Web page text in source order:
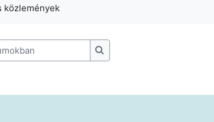
közlemények
Keresés a fórumokban